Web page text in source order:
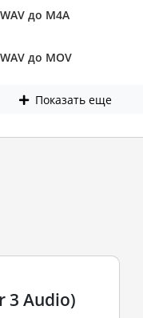
WAV до M4A
WAV до MOV
Показать еще
3 Audio)